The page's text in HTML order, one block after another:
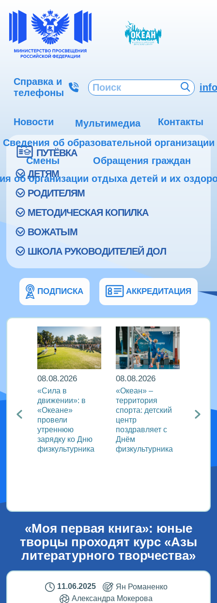
Справка и
телефоны
Новости Мультимедиа
Контакты
Сведения об образовательной организации
Смены
Обращения граждан
об организации отдыха детей и их
ПУТЁВКА
ДЕТЯМ
РОДИТЕЛЯМ
МЕТОДИЧЕСКАЯ КОПИЛКА
ВОЖАТЫМ
ШКОЛА РУКОВОДИТЕЛЕЙ ДОЛ
ПОДПИСКА АККРЕДИТАЦИЯ
с
08.08.2026
«Сила в
движении»: в
«Океане»
провели
утреннюю
зарядку ко Дню
физкультурника
08.08.2026
«Океан» –
территория
спорта: детский
центр
поздравляет с
Днём
физкультурника
«Моя первая книга»: юные
творцы проходят курс «Азы
литературного творчества»
11.06.2025
Ян Романенко
Александра Мокерова